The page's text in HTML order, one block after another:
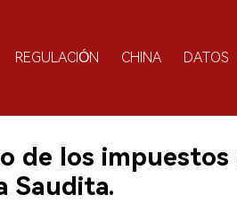
REGULACIÓN CHINA DATOS
de los impuestos
Saudita.